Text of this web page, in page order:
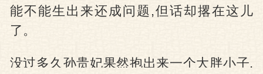
能不能生出来还成问题,但话却撂在这儿
了。
没过多久孙贵妃果然抱出来一个大胖小子,